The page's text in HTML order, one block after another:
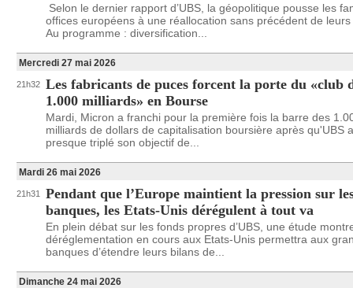
Selon le dernier rapport d’UBS, la géopolitique pousse les
offices européens à une réallocation sans précédent de leurs
Au programme : diversification...
Mercredi 27 mai 2026
21h32 Les fabricants de puces forcent la porte du «club
1.000 milliards» en Bourse
Mardi, Micron a franchi pour la première fois la barre des
milliards de dollars de capitalisation boursière après qu'UBS a
presque triplé son objectif de...
Mardi 26 mai 2026
21h31
Pendant que l’Europe maintient la pression sur
banques, les Etats-Unis dérégulent à tout va
En plein débat sur les fonds propres d’UBS, une étude
déréglementation en cours aux Etats-Unis permettra aux
banques d’étendre leurs bilans de...
Dimanche 24 mai 2026